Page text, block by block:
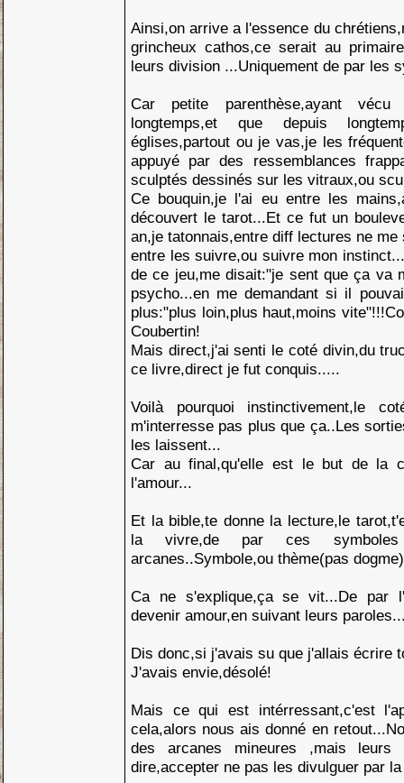
Ainsi,on arrive a l'essence du
grincheux cathos,ce serait au
leurs division ...Uniquement de par les
Car petite parenthèse,ayant
longtemps,et que depuis
églises,partout ou je vas,je les
appuyé par des ressemblances
sculptés dessinés sur les vitraux,ou
Ce bouquin,je l'ai eu entre les
découvert le tarot...Et ce fut un
an,je tatonnais,entre diff lectures ne
entre les suivre,ou suivre mon
de ce jeu,me disait:"je sent que ça va
psycho...en me demandant si il
plus:"plus loin,plus haut,moins
Coubertin!
Mais direct,j'ai senti le coté divin,du
ce livre,direct je fut conquis.....
Voilà pourquoi instinctivement,le
m'interresse pas plus que ça..Les
les laissent...
Car au final,qu'elle est le but de la
l'amour...
Et la bible,te donne la lecture,le
la vivre,de par ces
arcanes..Symbole,ou thème(pas
Ca ne s'explique,ça se vit...De par
devenir amour,en suivant leurs
Dis donc,si j'avais su que j'allais écrire
J'avais envie,désolé!
Mais ce qui est intérressant,c'est
cela,alors nous ais donné en
des arcanes mineures ,mais leurs
dire,accepter ne pas les divulguer par